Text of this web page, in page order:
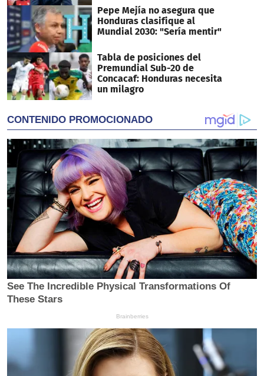
Pepe Mejía no asegura que
Honduras clasifique al
Mundial 2030: "Sería mentir"
Tabla de posiciones del
Premundial Sub-20 de
Concacaf: Honduras necesita
un milagro